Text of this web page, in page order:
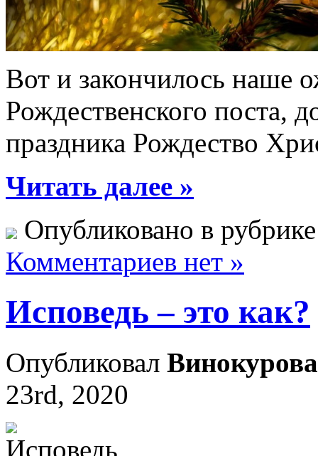
Вот и закончилось наше
Рождественского поста,
праздника Рождество
Читать далее »
Опубликовано в
Комментариев нет »
Исповедь – это как?
Опубликовал
23rd, 2020